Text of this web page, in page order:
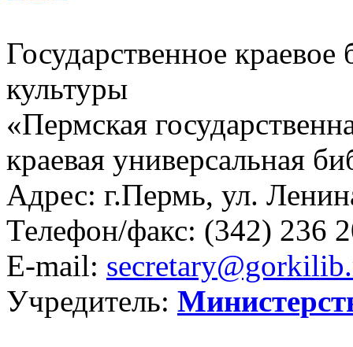
Государственное
культуры
«Пермская
краевая универсальная
Адрес: г.Пермь, ул.
Телефон/факс: (342) 236
E-mail:
Учредитель: